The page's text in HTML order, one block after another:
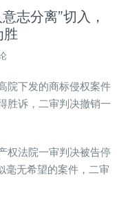
志分离”切入，
胜
院下发的商标侵权案件
胜诉，二审判决撤销一
权法院一审判决被告停
毫无希望的案件，二审